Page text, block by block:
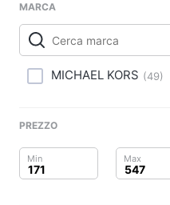
Videogiochi
Audio e musica
Brico e Giardinaggio
MARCA
MICHAEL KORS (49)
PREZZO